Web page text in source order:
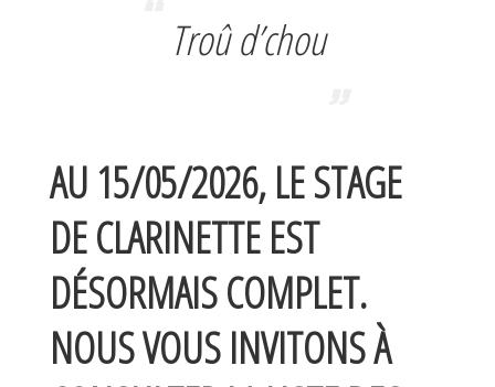
Troû d’chou
AU 15/05/2026, LE STAGE
DE CLARINETTE EST
DÉSORMAIS COMPLET.
NOUS VOUS INVITONS À